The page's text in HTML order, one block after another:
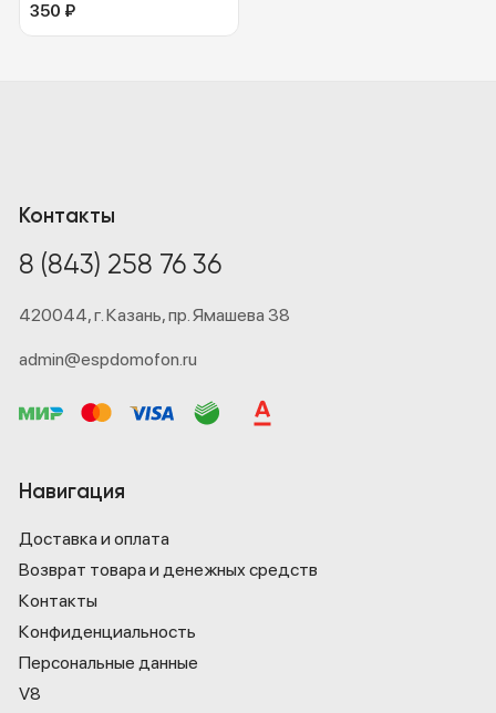
3.0
350 ₽
Контакты
8 (843) 258 76 36
420044,г. Казань,пр. Ямашева 38
admin@espdomofon.ru
Навигация
Доставка и оплата
Возврат товара и денежных средств
Контакты
Конфиденциаль­ность
Персональные данные
V8